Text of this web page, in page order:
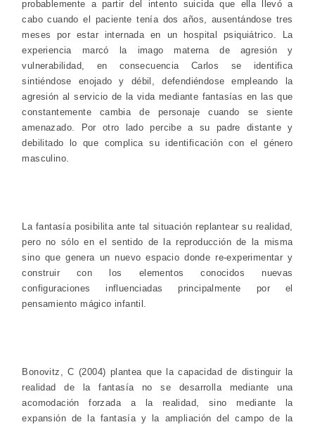
probablemente a partir del intento suicida que ella llevó a
cabo cuando el paciente tenía dos años, ausentándose tres
meses por estar internada en un hospital psiquiátrico. La
experiencia marcó la imago materna de agresión y
vulnerabilidad, en consecuencia Carlos se identifica
sintiéndose enojado y débil, defendiéndose empleando la
agresión al servicio de la vida mediante fantasías en las que
constantemente cambia de personaje cuando se siente
amenazado. Por otro lado percibe a su padre distante y
debilitado lo que complica su identificación con el género
masculino.
La fantasía posibilita ante tal situación replantear su realidad,
pero no sólo en el sentido de la reproducción de la misma
sino que genera un nuevo espacio donde re-experimentar y
construir con los elementos conocidos nuevas
configuraciones influenciadas principalmente por el
pensamiento mágico infantil.
Bonovitz, C (2004) plantea que la capacidad de distinguir la
realidad de la fantasía no se desarrolla mediante una
acomodación forzada a la realidad, sino mediante la
expansión de la fantasía y la ampliación del campo de la